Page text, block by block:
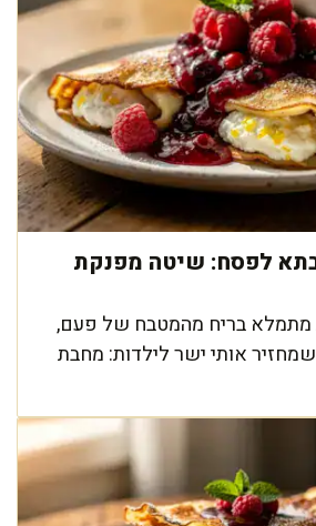
לפסח: שיטה מפנקת
מתמלא בריח מהמטבח של פעם,
אותי ישר לילדות: מחבת